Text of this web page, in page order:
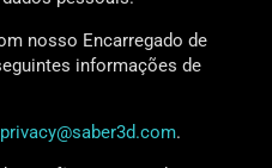
nosso Encarregado de
informações de
privacy@saber3d.com.